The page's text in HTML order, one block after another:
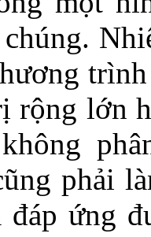
rộng lớn
phải
đáp ứng